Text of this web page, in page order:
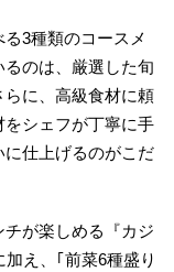
3種類のコースメ
のは、厳選した旬
に、高級食材に頼
シェフが丁寧に手
仕上げるのがこだ
が楽しめる『カジ
え、｢前菜6種盛り